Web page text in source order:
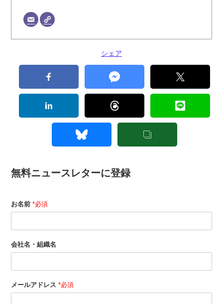
シェア
無料ニュースレターに登録
お名前*必須
会社名・組織名
メールアドレス*必須